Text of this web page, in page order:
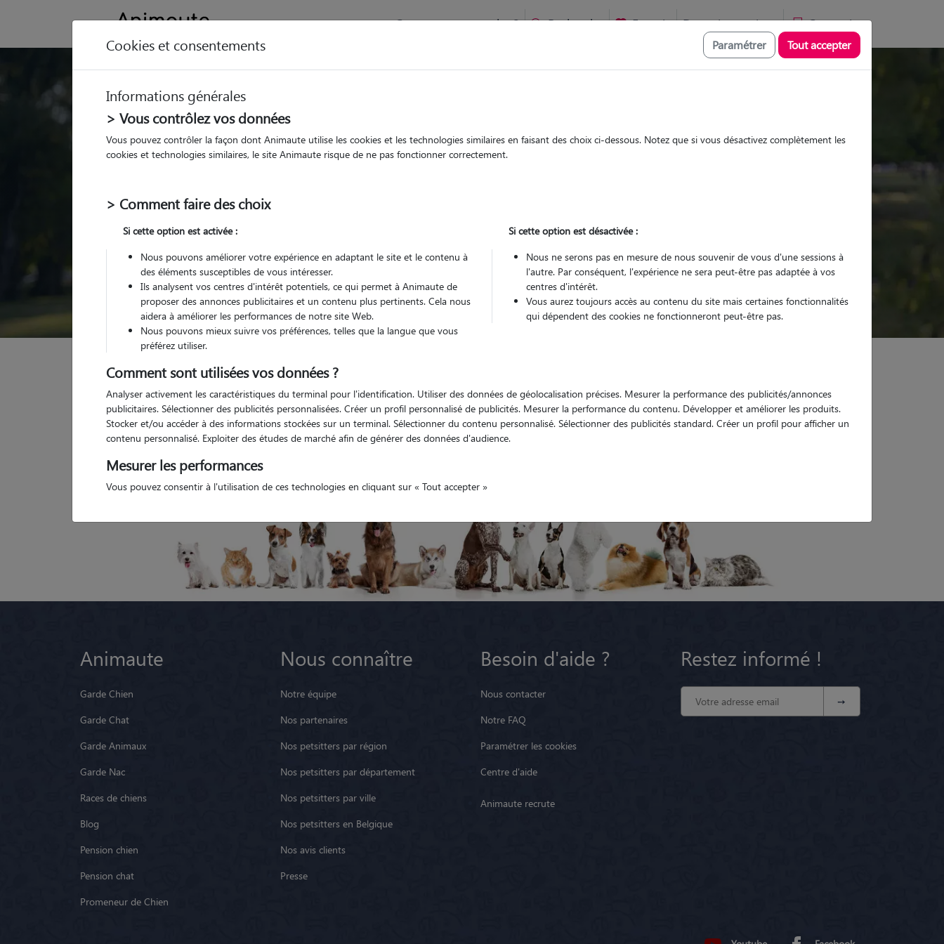
Comment ça marche ? Recherche Favoris Devenir pet sitter Connexion
Trouvez votre gardien idéal !
Parmi nospet sitters vérifiés chez le Pet Sitter
chez le Pet Sitter Visites
Visites
Pour quel animal ?
Trouver mon Pet Sitter
Garde animaux France Auvergne-Rhône-Alpes Loire
Pas encore de petsitters disponibles
Toutes nos petsitters à La Ricamarie
Tous les promeneurs de chiens à La
Ricamarie
Tous les cat sitters à La Ricamarie Tous les dog sitters à La Ricamarie
Animaute
Garde Chien
Garde Chat
Garde Animaux
Garde Nac
Races de chiens
Blog
Pension chien
Pension chat
Promeneur de Chien
Nous connaître
Notre équipe
Nos partenaires
Nos petsitters par région
Nos petsitters par département
Nos petsitters par ville
Nos petsitters en Belgique
Nos avis clients
Presse
Besoin d'aide ?
Nous contacter
Notre FAQ
Paramétrer les cookies
Centre d'aide
Animaute recrute
Restez informé !
Cookies et consentements Paramétrer Tout accepter
Informations générales
> Vous contrôlez vos données
Vous pouvez contrôler la façon dont Animaute utilise les cookies et les technologies similaires en faisant des choix ci-dessous. Notez que si vous désactivez complètement les
cookies et technologies similaires, le site Animaute risque de ne pas fonctionner correctement.
> Comment faire des choix
Si cette option est activée :
Nous pouvons améliorer votre expérience en adaptant le site et le contenu à
des éléments susceptibles de vous intéresser.
Ils analysent vos centres d'intérêt potentiels, ce qui permet à Animaute de
proposer des annonces publicitaires et un contenu plus pertinents. Cela nous
aidera à améliorer les performances de notre site Web.
Nous pouvons mieux suivre vos préférences, telles que la langue que vous
préférez utiliser.
Si cette option est désactivée :
Nous ne serons pas en mesure de nous souvenir de vous d'une sessions à
l'autre. Par conséquent, l'expérience ne sera peut-être pas adaptée à vos
centres d'intérêt.
Vous aurez toujours accès au contenu du site mais certaines fonctionnalités
qui dépendent des cookies ne fonctionneront peut-être pas.
Comment sont utilisées vos données ?
Analyser activement les caractéristiques du terminal pour l'identification. Utiliser des données de géolocalisation précises. Mesurer la performance des publicités/annonces
publicitaires. Sélectionner des publicités personnalisées. Créer un profil personnalisé de publicités. Mesurer la performance du contenu. Développer et améliorer les produits.
Stocker et/ou accéder à des informations stockées sur un terminal. Sélectionner du contenu personnalisé. Sélectionner des publicités standard. Créer un profil pour afficher un
contenu personnalisé. Exploiter des études de marché afin de générer des données d'audience.
Mesurer les performances
Vous pouvez consentir à l'utilisation de ces technologies en cliquant sur « Tout accepter »